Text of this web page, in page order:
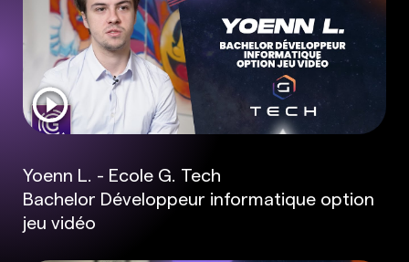
Yoenn L. - Ecole G. Tech
Bachelor Développeur informatique option
jeu vidéo